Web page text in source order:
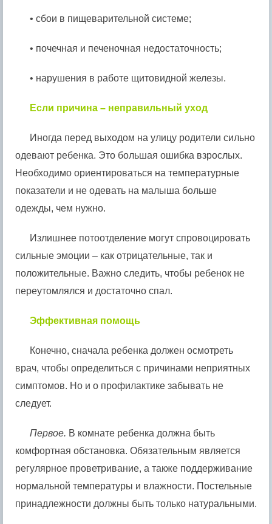
• сбои в пищеварительной системе;
• почечная и печеночная недостаточность;
• нарушения в работе щитовидной железы.
Если причина – неправильный уход
Иногда перед выходом на улицу родители сильно
одевают ребенка. Это большая ошибка взрослых.
Необходимо ориентироваться на температурные
показатели и не одевать на малыша больше
одежды, чем нужно.
Излишнее потоотделение могут спровоцировать
сильные эмоции – как отрицательные, так и
положительные. Важно следить, чтобы ребенок не
переутомлялся и достаточно спал.
Эффективная помощь
Конечно, сначала ребенка должен осмотреть
врач, чтобы определиться с причинами неприятных
симптомов. Но и о профилактике забывать не
следует.
Первое. В комнате ребенка должна быть
комфортная обстановка. Обязательным является
регулярное проветривание, а также поддерживание
нормальной температуры и влажности. Постельные
принадлежности должны быть только натуральными.